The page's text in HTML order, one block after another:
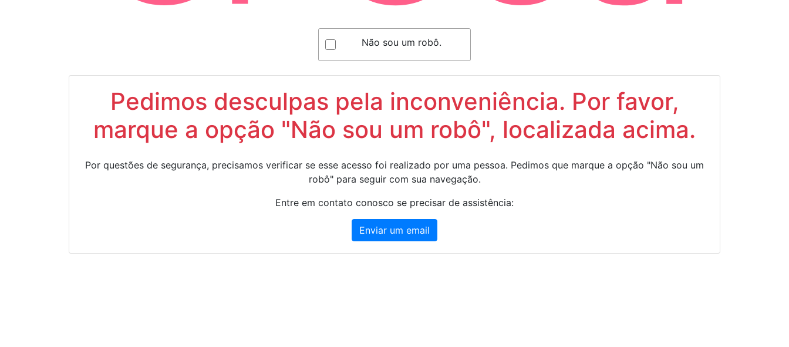
Não sou um robô.
Pedimos desculpas pela inconveniência. Por favor,
marque a opção "Não sou um robô", localizada acima.
Por questões de segurança, precisamos verificar se esse acesso foi realizado por uma pessoa. Pedimos que marque a opção "Não sou um
robô" para seguir com sua navegação.
Entre em contato conosco se precisar de assistência:
Enviar um email